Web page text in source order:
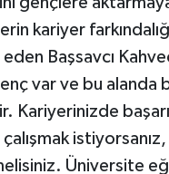
kariyer
Başsavcı
var ve bu alanda
Kariyerinizde
çalışmak
Üniversite